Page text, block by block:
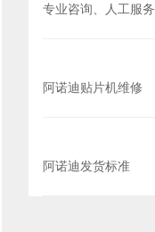
专业咨询、人工服务
阿诺迪贴片机维修
阿诺迪发货标准